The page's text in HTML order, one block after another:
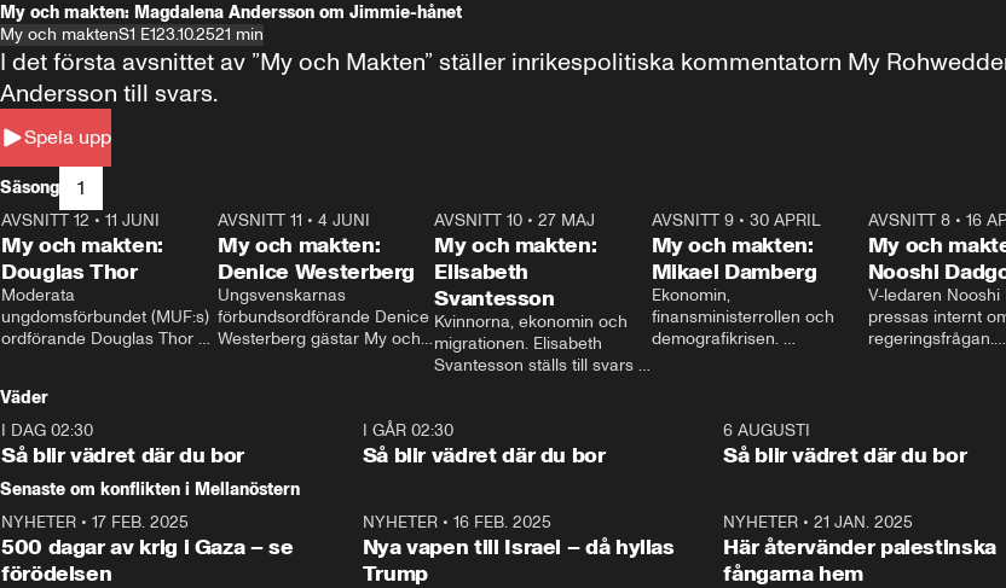
My och makten: Magdalena Andersson om Jimmie-hånet
My och maktenS1 E123.10.2521 min
Spela upp
I det första avsnittet av ”My och Makten” ställer inrikespolitiska kommentatorn My
Andersson till svars.
Säsong 1
26:27
AVSNITT 12 • 11 JUNI
My och makten:
Douglas Thor
Moderata
ungdomsförbundet (MUF:s)
ordförande Douglas Thor
tonårsutvisningarna och hur
Moderaterna ska locka
väljare till valet i höst.
23:40
AVSNITT 11 •4 JUNI
My och makten:
Denice Westerberg
Ungsvenskarnas
förbundsordförande Denice
Westerberg gästar My och
AVSNITT 10 •27 MAJ
My och makten:
Elisabeth
Svantesson
Kvinnorna, ekonomin och
migrationen. Elisabeth
Svantesson ställs till svars
AVSNITT 9• 30 APRIL
My och makten:
Mikael Damberg
Ekonomin,
finansministerrollen och
demografikrisen.
och Makten.
AVSNITT 8• 16
My och
Nooshi
V-ledaren Nooshi
pressas internt
regeringsfrågan.
– Vi ställer upp i
vara med så sitter
Väder
I DAG 02:30
Så blir vädret där du bor
1:06
I GÅR 02:30
Så blir vädret där du bor
6 AUGUSTI
Så blir vädret där du bor
Senaste om konflikten i Mellanöstern
NYHETER • 17 FEB. 2025
500 dagar av krig i Gaza – se
förödelsen
NYHETER• 16 FEB. 2025
Nya vapen till Israel – då hyllas
Trump
NYHETER •21 JAN. 2025
Här återvänder palestinska
fångarna hem